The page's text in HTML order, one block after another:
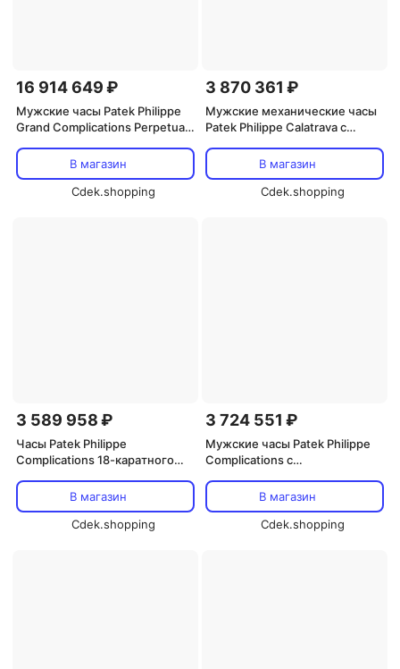
16 914 649 ₽
Мужские часы Patek Philippe
Grand Complications Perpetual
заводом и зеленым
циферблатом, модель 5270P-
014, серебро
В магазин
Cdek.shopping
3 870 361 ₽
Мужские механические часы
Patek Philippe Calatrava с
кости и кожаным ремешком,
модель 5227R-001, слоновая
В магазин
Cdek.shopping
3 589 958 ₽
Часы Patek Philippe
Complications 18-каратного
автоматическим механизмом
и синим циферблатом 7234G-
001, синий
В магазин
Cdek.shopping
3 724 551 ₽
Мужские часы Patek Philippe
Complications с
и синим циферблатом
4947/1A-001, серебро
В магазин
Cdek.shopping